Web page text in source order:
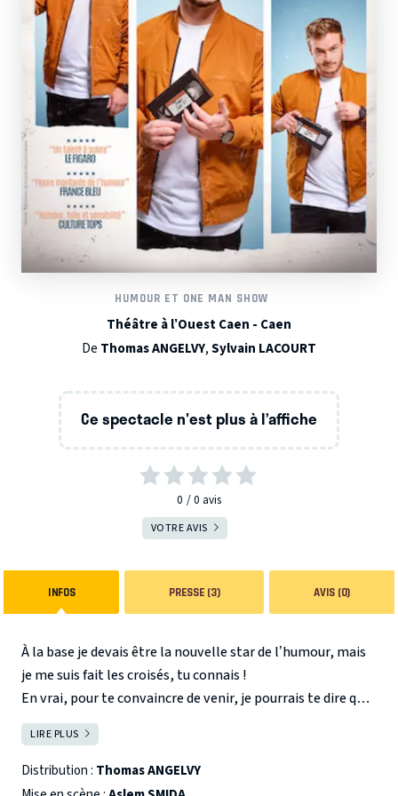
HUMOUR ET ONE MAN SHOW
Théâtre à l’Ouest Caen - Caen
De Thomas ANGELVY,Sylvain LACOURT
Ce spectacle n'est plus à l’affiche
0 0 avis
VOTRE AVIS
INFOS PRESSE (3) AVIS (0)
À la base je devais être la nouvelle star de l’humour, mais
je me suis fait les croisés, tu connais !
En vrai, pour te convaincre de venir, je pourrais te dire que
je suis trop drôle, que j’ai une spontanéité incroyable, ou
même que je fais le tiramisù aux Oréos comme personne !
Mais la vérité, c’est que je suis presque sûr que tu ne crois
que ce que tu vois.
LIRE PLUS
Distribution : Thomas ANGELVY